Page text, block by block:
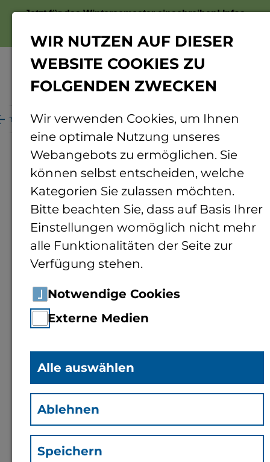
Jetzt für das Wintersemester einschreiben!Infos
Forschung Rund ums Forschen Projekte
Forschungsprojekte
Profilbereich
Alle
Mehr Filter
„DATIpilot - Community - VIVET –
MASiska -
MultiAgentenSystemintegriert
WIR NUTZEN AUF DIESER
WEBSITE COOKIES ZU
FOLGENDEN ZWECKEN
Wir verwenden Cookies, um Ihnen
eine optimale Nutzung unseres
Webangebots zu ermöglichen. Sie
können selbst entscheiden, welche
Kategorien Sie zulassen möchten.
Bitte beachten Sie, dass auf Basis Ihrer
Einstellungen womöglich nicht mehr
alle Funktionalitäten der Seite zur
Verfügung stehen.
Notwendige Cookies
Externe Medien
Alle auswählen
Ablehnen
Speichern